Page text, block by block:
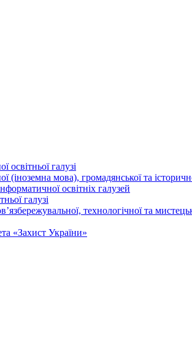
освітньої галузі
мова), громадянської та
освітніх галузей
галузі
технологічної та
«Захист України»